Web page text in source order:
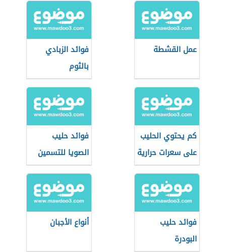
عمل القشطة
فوائد الزبادي
بالثوم
كم يحتوي الحليب
على سعرات حرارية
فوائد حليب
الصويا للتسمين
فوائد حليب
البودرة
أنواع الأجبان